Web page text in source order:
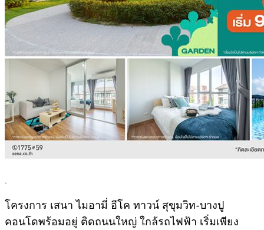
.
โครงการ เสนา ไมอามี่ อีโค ทาวน์ สุขุมวิท-บางปู
คอนโดพร้อมอยู่ ติดถนนใหญ่ ใกล้รถไฟฟ้า เริ่มเพียง